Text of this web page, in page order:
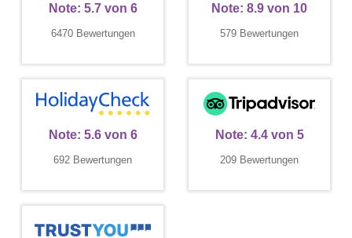
Note: 5.7 von 6
6470 Bewertungen
Note: 8.9 von 10
579 Bewertungen
Note: 5.6 von 6
692 Bewertungen
Note: 4.4 von 5
209 Bewertungen